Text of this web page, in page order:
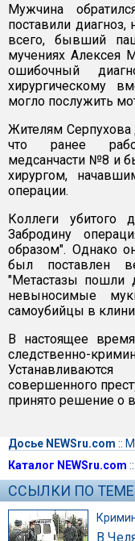
Мужчина
поставили
всего, бывший
мучениях Алексея
ошибочный
хирургическому
могло послужить
Жителям
что ранее
медсанчасти №8 и
хирургом,
операции.
Коллеги убитого
Забродину
образом". Однако
был поставлен
"Метастазы пошли
невыносимые
самоубийцы в
В настоящее
следственно-
совершенного
принято решение о
Досье NEWSru.com ::
Каталог NEWSru.com ::
ССЫЛКИ ПО ТЕМЕ
В